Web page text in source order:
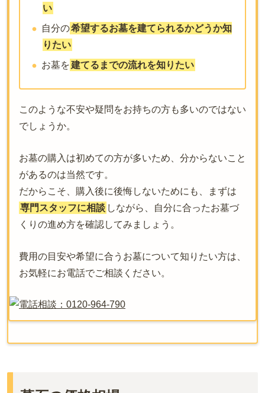
い
自分の希望するお墓を建てられるかどうか知
りたい
お墓を建てるまでの流れを知りたい
このような不安や疑問をお持ちの方も多いのではない
でしょうか。
お墓の購入は初めての方が多いため、分からないこと
があるのは当然です。
だからこそ、購入後に後悔しないためにも、まずは
専門スタッフに相談 しながら、自分に合ったお墓づ
くりの進め方を確認してみましょう。
費用の目安や希望に合うお墓について知りたい方は、
お気軽にお電話でご相談ください。